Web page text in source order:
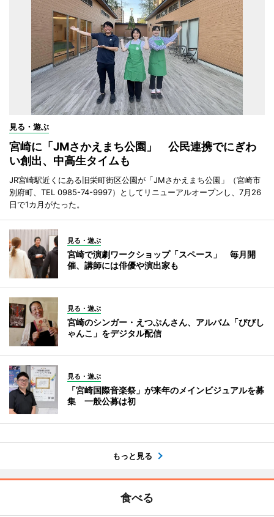
見る・遊ぶ
宮崎に「JMさかえまち公園」 公民連携でにぎわ
い創出、中高生タイムも
JR宮崎駅近くにある旧栄町街区公園が「JMさかえまち公園」（宮崎市
別府町、TEL 0985-74-9997）としてリニューアルオープンし、7月26
日で1カ月がたった。
見る・遊ぶ
宮崎で演劇ワークショップ「スペース」 毎月開
催、講師には俳優や演出家も
見る・遊ぶ
宮崎のシンガー・えつぷんさん、アルバム「びびし
ゃんこ」をデジタル配信
見る・遊ぶ
「宮崎国際音楽祭」が来年のメインビジュアルを募
集 一般公募は初
もっと見る
食べる